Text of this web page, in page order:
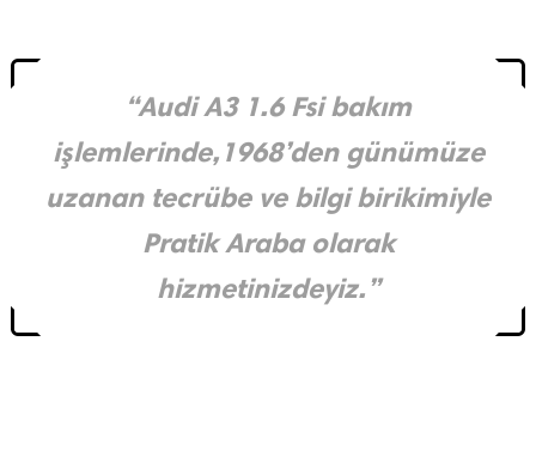
“Audi A3 1.6 Fsi bakım
işlemlerinde,1968’den günümüze
uzanan tecrübe ve bilgi birikimiyle
Pratik Araba olarak
hizmetinizdeyiz.”